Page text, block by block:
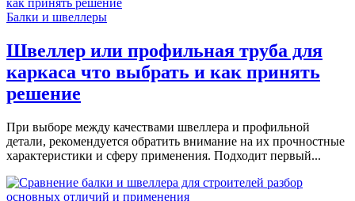
Балки и швеллеры
Швеллер или профильная труба для
каркаса что выбрать и как принять
решение
При выборе между качествами швеллера и профильной
детали, рекомендуется обратить внимание на их прочностные
характеристики и сферу применения. Подходит первый...